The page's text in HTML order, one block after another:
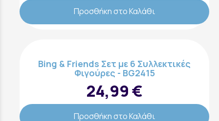
Προσθήκη στο Καλάθι
Bing & Friends Σετ με 6 Συλλεκτικές
Φιγούρες - BG2415
24,99 €
Προσθήκη στο Καλάθι